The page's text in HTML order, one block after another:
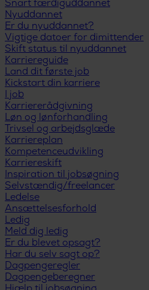
Snart færdiguddannet
Nyuddannet
Er du nyuddannet?
Vigtige datoer for dimittender
Skift status til nyuddannet
Karriereguide
Land dit første job
Kickstart din karriere
I job
Karriererådgivning
Løn og lønforhandling
Trivsel og arbejdsglæde
Karriereplan
Kompetenceudvikling
Karriereskift
Inspiration til jobsøgning
Selvstændig/freelancer
Ledelse
Ansættelsesforhold
Ledig
Meld dig ledig
Er du blevet opsagt?
Har du selv sagt op?
Dagpengeregler
Dagpengeberegner